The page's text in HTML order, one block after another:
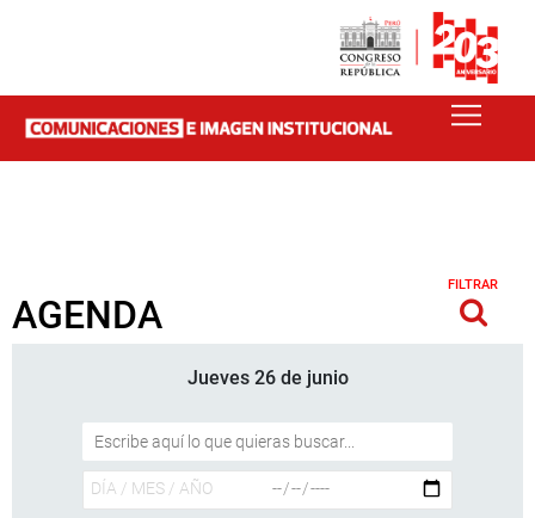
AGENDA
FILTRAR
Jueves 26 de junio